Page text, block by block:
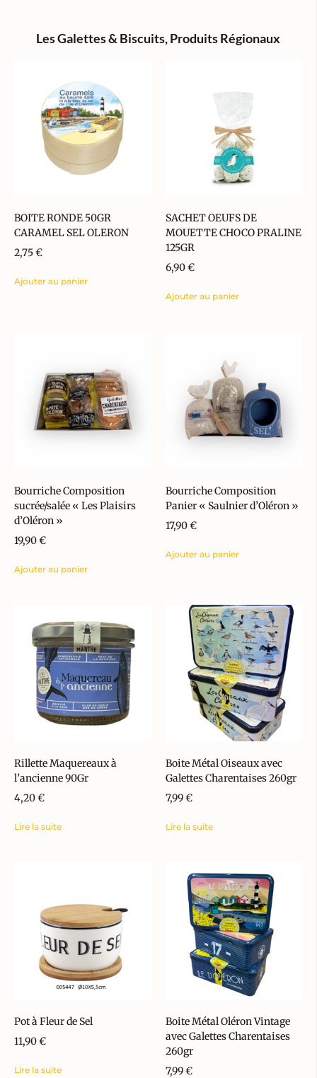
Les Galettes & Biscuits,Produits Régionaux
BOITE RONDE 50GR
CARAMEL SEL OLERON
2,75€
Ajouter au panier
SACHET OEUFS DE
MOUETTE CHOCO PRALINE
125GR
6,90€
Ajouter au panier
Bourriche Composition
sucrée/salée « Les Plaisirs
d’Oléron »
19,90€
Ajouter au panier
Bourriche Composition
Panier « Saulnier d’Oléron »
17,90€
Ajouter au panier
Rillette Maquereaux à
l’ancienne 90Gr
4,20€
Lire la suite
Boite Métal Oiseaux avec
Galettes Charentaises 260gr
7,99€
Lire la suite
Pot à Fleur de Sel
11,90€
Lire la suite
Boite Métal Oléron Vintage
avec Galettes Charentaises
260gr
7,99€